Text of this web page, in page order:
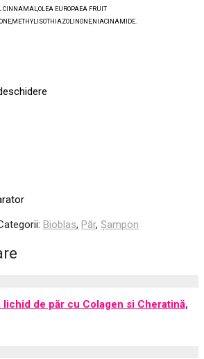
CINNAMAL,OLEA EUROPAEA FRUIT
Bioblas, Păr, Șampon
lichid de păr cu Colagen si Cheratină,